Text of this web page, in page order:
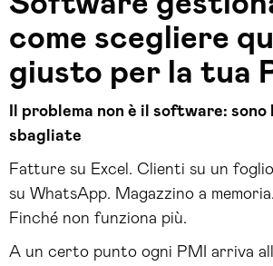
come scegliere
giusto per la tua
Il problema non è il software: sono
sbagliate
Fatture su Excel. Clienti su un
su WhatsApp. Magazzino a
Finché non funziona più.
A un certo punto ogni PMI arriva